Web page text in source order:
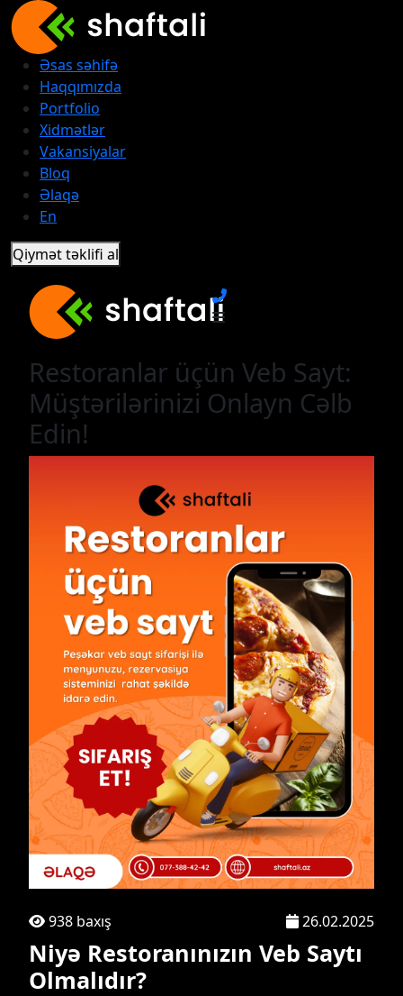
Əsas səhifə
Haqqımızda
Portfolio
Xidmətlər
Vakansiyalar
Bloq
Əlaqə
En
Qiymət təklifi al
Restoranlar üçün Veb Sayt:
Müştərilərinizi Onlayn Cəlb
Edin!
938 baxış 26.02.2025
Niyə Restoranınızın Veb Saytı
Olmalıdır?